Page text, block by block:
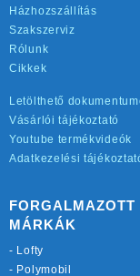
Házhozszállítás
Szakszerviz
Rólunk
Cikkek
Letölthető
Vásárlói tájékoztató
Youtube termékvideók
Adatkezelési
MÁRKÁK
- Lofty
- Polymobil